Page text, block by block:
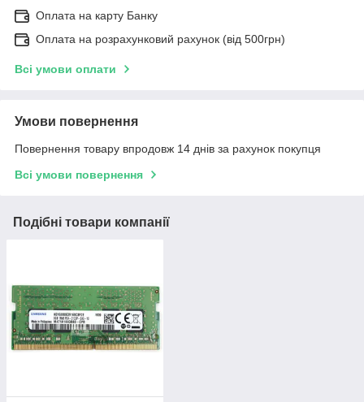
Оплата на карту Банку
Оплата на розрахунковий рахунок (від 500грн)
Всі умови оплати
Умови повернення
Повернення товару впродовж 14 днів за рахунок покупця
Всі умови повернення
Подібні товари компанії